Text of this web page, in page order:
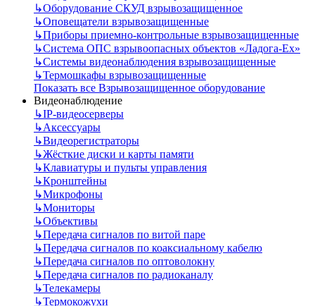
↳Оборудование СКУД взрывозащищенное
↳Оповещатели взрывозащищенные
↳Приборы приемно-контрольные взрывозащищенные
↳Система ОПС взрывоопасных объектов «Ладога-Ex»
↳Системы видеонаблюдения взрывозащищенные
↳Термошкафы взрывозащищенные
Показать все Взрывозащищенное оборудование
Видеонаблюдение
↳IP-видеосерверы
↳Аксессуары
↳Видеорегистраторы
↳Жёсткие диски и карты памяти
↳Клавиатуры и пульты управления
↳Кронштейны
↳Микрофоны
↳Мониторы
↳Объективы
↳Передача сигналов по витой паре
↳Передача сигналов по коаксиальному кабелю
↳Передача сигналов по оптоволокну
↳Передача сигналов по радиоканалу
↳Телекамеры
↳Термокожухи